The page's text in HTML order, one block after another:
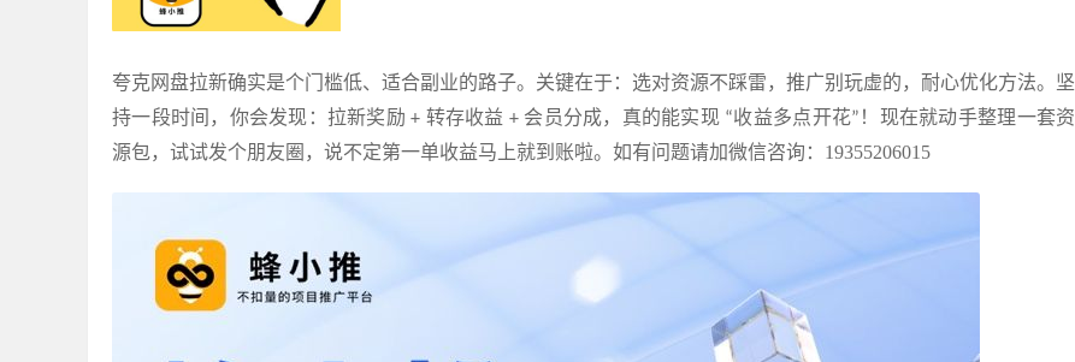
夸克网盘拉新确实是个门槛低、适合副业的路子。关键在于：选对资源不踩雷，推广别玩虚的，耐心优化方法。坚
持一段时间，你会发现：拉新奖励 + 转存收益 + 会员分成，真的能实现 “收益多点开花” ！现在就动手整理一套资
源包，试试发个朋友圈，说不定第一单收益马上就到账啦。如有问题请加微信咨询：19355206015